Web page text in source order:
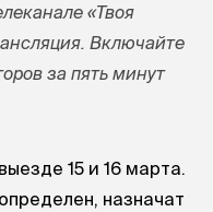
«Твоя
Включайте
за пять минут
15 и 16 марта.
назначат